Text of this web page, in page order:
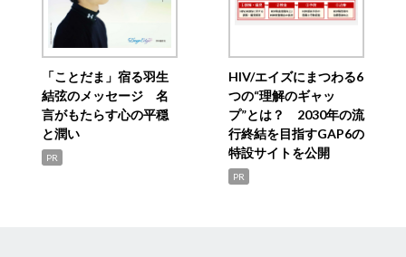
「ことだま」宿る羽生
結弦のメッセージ 名
言がもたらす心の平穏
と潤い
PR
HIV/エイズにまつわる6
つの“理解のギャッ
プ”とは？ 2030年の流
行終結を目指すGAP6の
特設サイトを公開
PR